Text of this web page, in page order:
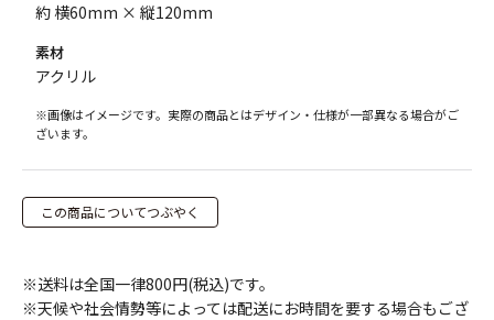
約 横60mm × 縦120mm
素材
アクリル
※画像はイメージです。実際の商品とはデザイン・仕様が一部異なる場合がご
ざいます。
この商品についてつぶやく
※送料は全国一律800円(税込)です。
※天候や社会情勢等によっては配送にお時間を要する場合もござ